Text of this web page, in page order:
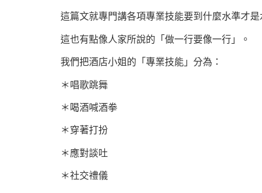
這篇文就專門講各項專業技能要到什麼水準才
這也有點像人家所說的「做一行要像一行」。
我們把酒店小姐的「專業技能」分為：
＊唱歌跳舞
＊喝酒喊酒拳
＊穿著打扮
＊應對談吐
＊社交禮儀